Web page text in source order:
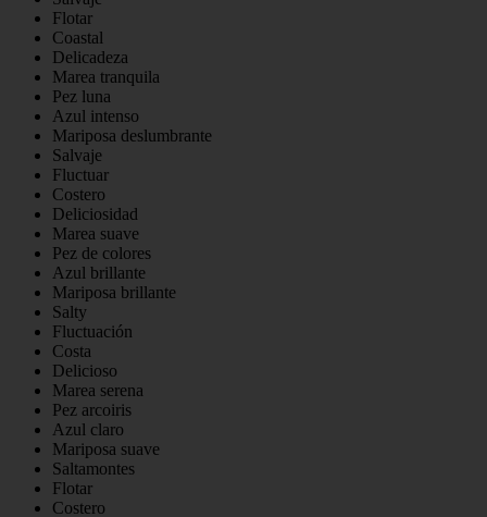
Flotar
Coastal
Delicadeza
Marea tranquila
Pez luna
Azul intenso
Mariposa deslumbrante
Salvaje
Fluctuar
Costero
Deliciosidad
Marea suave
Pez de colores
Azul brillante
Mariposa brillante
Salty
Fluctuación
Costa
Delicioso
Marea serena
Pez arcoiris
Azul claro
Mariposa suave
Saltamontes
Flotar
Costero